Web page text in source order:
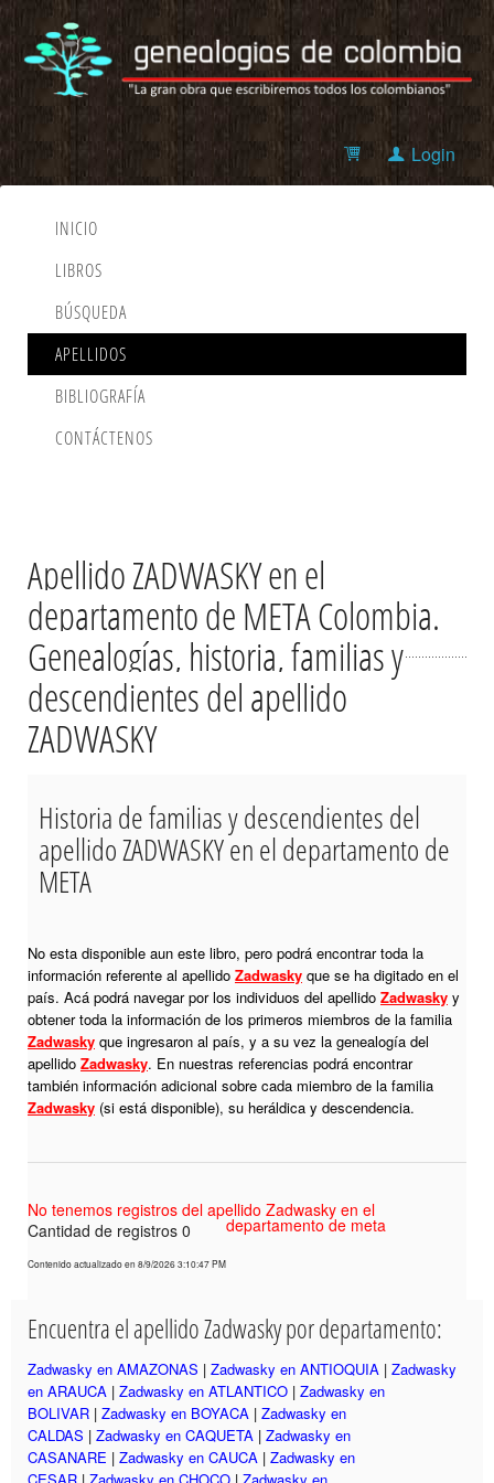
Login
INICIO
LIBROS
BÚSQUEDA
APELLIDOS
BIBLIOGRAFÍA
CONTÁCTENOS
Apellido ZADWASKY en el
departamento de META Colombia.
Genealogías, historia, familias y
descendientes del apellido
ZADWASKY
Historia de familias y descendientes del
apellido ZADWASKY en el departamento de
META
No esta disponible aun este libro, pero podrá encontrar toda la
información referente al apellido Zadwasky que se ha digitado en el
país. Acá podrá navegar por los individuos del apellido Zadwasky y
obtener toda la información de los primeros miembros de la familia
Zadwasky que ingresaron al país, y a su vez la genealogía del
apellido Zadwasky. En nuestras referencias podrá encontrar
también información adicional sobre cada miembro de la familia
Zadwasky (si está disponible), su heráldica y descendencia.
No tenemos registros del apellido Zadwasky en el
departamento de meta
Cantidad de registros 0
Contenido actualizado en 8/9/2026 3:10:47 PM
Encuentra el apellido Zadwasky por departamento:
Zadwasky en AMAZONAS | Zadwasky en ANTIOQUIA | Zadwasky
en ARAUCA | Zadwasky en ATLANTICO | Zadwasky en
BOLIVAR | Zadwasky en BOYACA | Zadwasky en
CALDAS | Zadwasky en CAQUETA | Zadwasky en
CASANARE | Zadwasky en CAUCA | Zadwasky en